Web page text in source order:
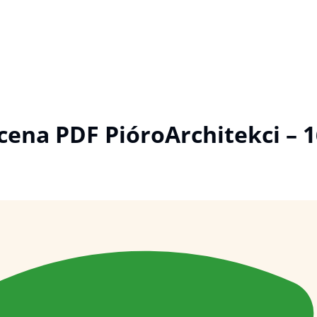
PDF PióroArchitekci –